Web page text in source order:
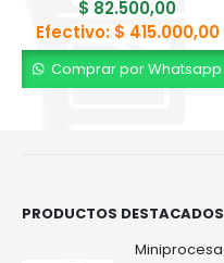
$ 82.500,00
Efectivo: $ 415.000,00
Comprar por Whatsapp
PRODUCTOS DESTACADOS